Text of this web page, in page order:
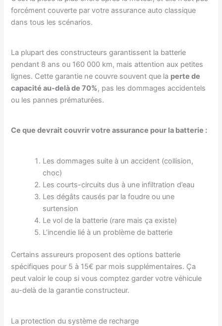
forcément couverte par votre assurance auto classique
dans tous les scénarios.
La plupart des constructeurs garantissent la batterie
pendant 8 ans ou 160 000 km, mais attention aux petites
lignes. Cette garantie ne couvre souvent que la perte de
capacité au-delà de 70%, pas les dommages accidentels
ou les pannes prématurées.
Ce que devrait couvrir votre assurance pour la batterie :
Les dommages suite à un accident (collision,
choc)
Les courts-circuits dus à une infiltration d’eau
Les dégâts causés par la foudre ou une
surtension
Le vol de la batterie (rare mais ça existe)
L’incendie lié à un problème de batterie
Certains assureurs proposent des options batterie
spécifiques pour 5 à 15€ par mois supplémentaires. Ça
peut valoir le coup si vous comptez garder votre véhicule
au-delà de la garantie constructeur.
La protection du système de recharge